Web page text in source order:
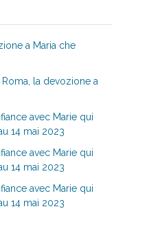
a Maria che
Roma, la devozione a
avec Marie qui
14 mai 2023
avec Marie qui
14 mai 2023
avec Marie qui
14 mai 2023